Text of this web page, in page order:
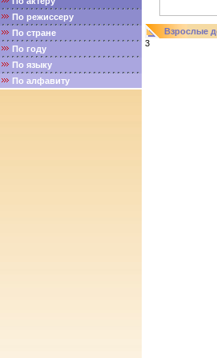
По режиссеру
По стране
По году
По языку
По алфавиту
Взрослые
3